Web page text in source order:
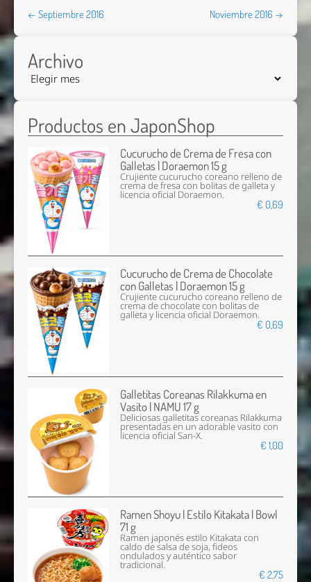
← Septiembre 2016 Noviembre 2016 →
Archivo
Productos en JaponShop
Cucurucho de Crema de Fresa con
Galletas | Doraemon 15 g
Crujiente cucurucho coreano relleno de
crema de fresa con bolitas de galleta y
licencia oficial Doraemon.
€ 0,69
Cucurucho de Crema de Chocolate
con Galletas | Doraemon 15 g
Crujiente cucurucho coreano relleno de
crema de chocolate con bolitas de
galleta y licencia oficial Doraemon.
€ 0,69
Galletitas Coreanas Rilakkuma en
Vasito | NAMU 17 g
Deliciosas galletitas coreanas Rilakkuma
presentadas en un adorable vasito con
licencia oficial San-X.
€ 1,00
Ramen Shoyu | Estilo Kitakata | Bowl
71 g
Ramen japonés estilo Kitakata con
caldo de salsa de soja, fideos
ondulados y auténtico sabor
tradicional.
€ 2,75